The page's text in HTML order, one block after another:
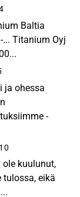
Baltia
Titanium Oyj
ja ohessa
-
10
kuulunut,
eikä